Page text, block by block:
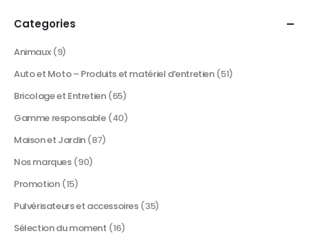
choisies
page
Categories
Animaux (9)
Auto et Moto – Produits et matériel d’entretien (51)
Bricolage et Entretien (65)
Gamme responsable (40)
Maison et Jardin (87)
Nos marques (90)
Promotion (15)
Pulvérisateurs et accessoires (35)
Sélection du moment (16)